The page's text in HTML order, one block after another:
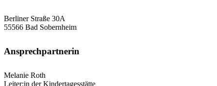
Berliner Straße 30A
55566 Bad Sobernheim
Ansprechpartnerin
Melanie Roth
Leiter:in der Kindertagesstätte